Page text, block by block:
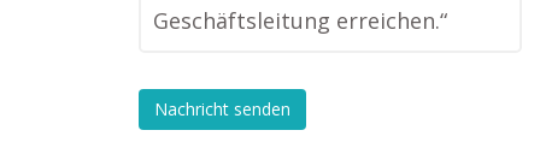
Geschäftsleitung erreichen.“
Nachricht senden